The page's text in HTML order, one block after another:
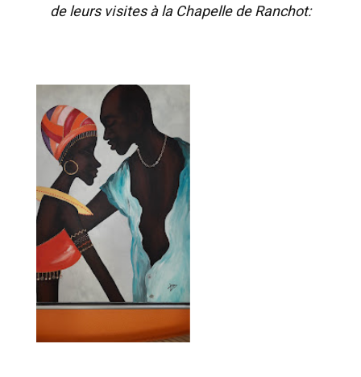
de leurs visites à la Chapelle de Ranchot: